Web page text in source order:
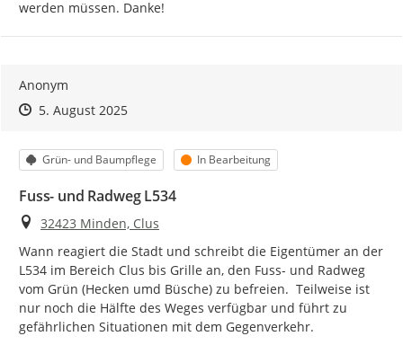
werden müssen. Danke!
Anonym
Zeitpunkt des Erstellens
Zeitpunkt des Erstellens
5. August 2025Zur Äußerung
Kategorie
Grün- und Baumpflege Status
In Bearbeitung
Fuss- und Radweg L534
Ort
32423 Minden, Clus
Wann reagiert die Stadt und schreibt die Eigentümer an der
L534 im Bereich Clus bis Grille an, den Fuss- und Radweg
vom Grün (Hecken umd Büsche) zu befreien.  Teilweise ist
nur noch die Hälfte des Weges verfügbar und führt zu
gefährlichen Situationen mit dem Gegenverkehr.